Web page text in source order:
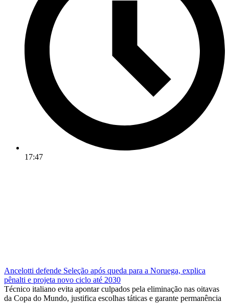
17:47
Ancelotti defende Seleção após queda para a Noruega, explica
pênalti e projeta novo ciclo até 2030
Técnico italiano evita apontar culpados pela eliminação nas oitavas
da Copa do Mundo, justifica escolhas táticas e garante permanência